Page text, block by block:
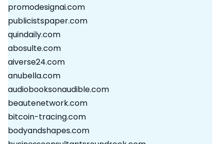
promodesignai.com
publicistspaper.com
quindaily.com
abosulte.com
aiverse24.com
anubella.com
audiobooksonaudible.com
beautenetwork.com
bitcoin-tracing.com
bodyandshapes.com